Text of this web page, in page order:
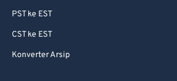
PST ke EST
CST ke EST
Konverter Arsip